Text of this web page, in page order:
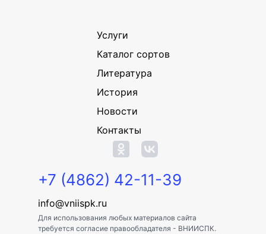
Услуги
Каталог сортов
Литература
История
Новости
Контакты
+7 (4862) 42-11-39
info@vniispk.ru
Для использования любых материалов сайта
требуется согласие правообладателя - ВНИИСПК.